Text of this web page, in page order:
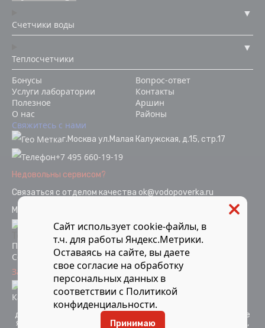
Счетчики воды
Теплосчетчики
Бонусы
Услуги лаборатории
Полезное
О нас
Вопрос-ответ
Контакты
Аршин
Районы
Свяжитесь с нами
г.Москва ул.Малая Калужская, д.15, стр.17
+7 495 660-19-19
Недовольны сервисом?
Связаться с отделом качества ok@vodopoverka.ru
Мы в социальных сетях:
Политика конфиденциальности
Согласие на обработку персональных данных
Защита от мошенников
Информация об аккредитации
Карта сайта
Компания Мосметрология © 2021-2026 Все материалы
данного сайта являются объектами авторского права и не
являются публичной офертой. Запрещается копирование,
Сайт использует cookie-файлы, в
т.ч. для работы Яндекс.Метрики.
Оставаясь на сайте, вы даете
своесогласие на обработку
персональных данных в
соответствии с Политикой
конфиденциальности.
Принимаю